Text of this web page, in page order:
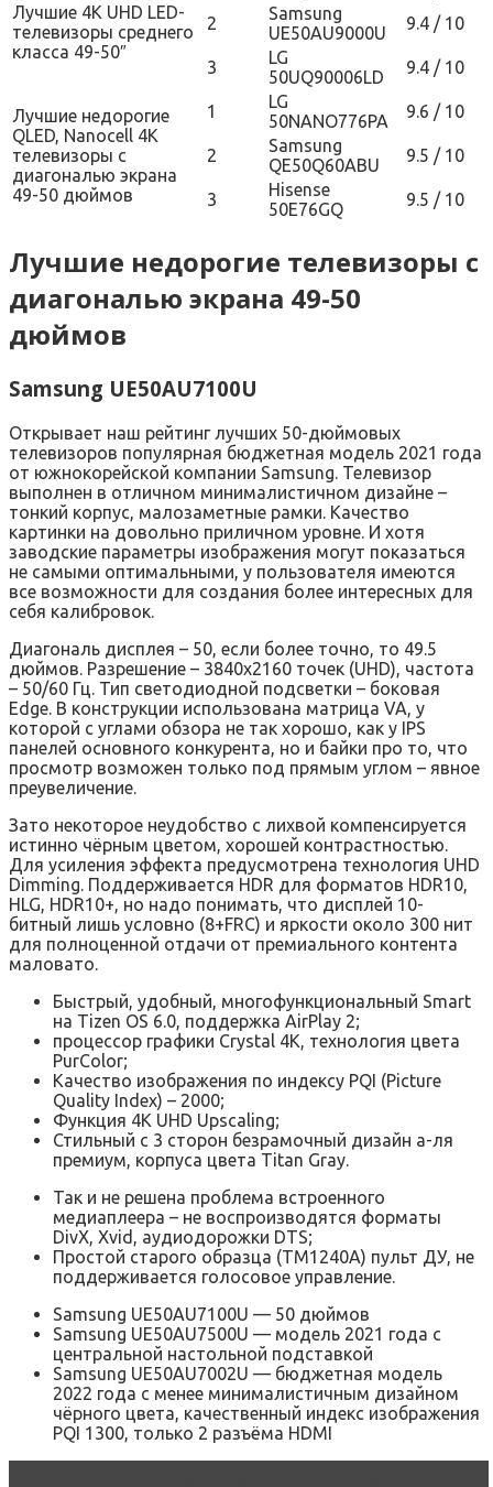
Лучшие 4K UHD LED-
телевизоры среднего
класса 49-50″
2
Samsung
UE50AU9000U
9.4 / 10
3
LG
50UQ90006LD
9.4 / 10
Лучшие недорогие
QLED, Nanocell 4К
телевизоры с
диагональю экрана
49-50 дюймов
1
LG
50NANO776PA
9.6 / 10
2
Samsung
QE50Q60ABU
9.5 / 10
3
Hisense
50E76GQ
9.5 / 10
Лучшие недорогие телевизоры с
диагональю экрана 49-50
дюймов
Samsung UE50AU7100U
Открывает наш рейтинг лучших 50-дюймовых
телевизоров популярная бюджетная модель 2021 года
от южнокорейской компании Samsung. Телевизор
выполнен в отличном минималистичном дизайне –
тонкий корпус, малозаметные рамки. Качество
картинки на довольно приличном уровне. И хотя
заводские параметры изображения могут показаться
не самыми оптимальными, у пользователя имеются
все возможности для создания более интересных для
себя калибровок.
Диагональ дисплея – 50, если более точно, то 49.5
дюймов. Разрешение – 3840х2160 точек (UHD), частота
– 50/60 Гц. Тип светодиодной подсветки – боковая
Edge. В конструкции использована матрица VA, у
которой с углами обзора не так хорошо, как у IPS
панелей основного конкурента, но и байки про то, что
просмотр возможен только под прямым углом – явное
преувеличение.
Зато некоторое неудобство с лихвой компенсируется
истинно чёрным цветом, хорошей контрастностью.
Для усиления эффекта предусмотрена технология UHD
Dimming. Поддерживается HDR для форматов HDR10,
HLG, HDR10+, но надо понимать, что дисплей 10-
битный лишь условно (8+FRC) и яркости около 300 нит
для полноценной отдачи от премиального контента
маловато.
Быстрый, удобный, многофункциональный Smart
на Tizen OS 6.0, поддержка AirPlay 2;
процессор графики Crystal 4K, технология цвета
PurColor;
Качество изображения по индексу PQI (Picture
Quality Index) – 2000;
Функция 4K UHD Upscaling;
Стильный с 3 сторон безрамочный дизайн а-ля
премиум, корпуса цвета Titan Gray.
Так и не решена проблема встроенного
медиаплеера – не воспроизводятся форматы
DivX, Xvid, аудиодорожки DTS;
Простой старого образца (TM1240A) пульт ДУ, не
поддерживается голосовое управление.
Samsung UE50AU7100U — 50 дюймов
Samsung UE50AU7500U — модель 2021 года с
центральной настольной подставкой
Samsung UE50AU7002U — бюджетная модель
2022 года с менее минималистичным дизайном
чёрного цвета, качественный индекс изображения
PQI 1300, только 2 разъёма HDMI